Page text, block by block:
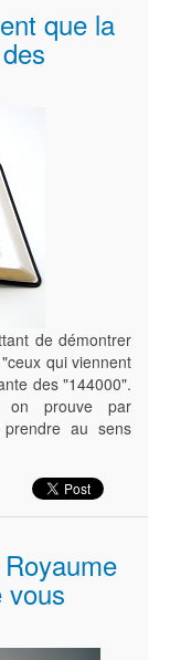
que la
de démontrer
qui viennent
des "144000".
on prouve par
au sens
vous